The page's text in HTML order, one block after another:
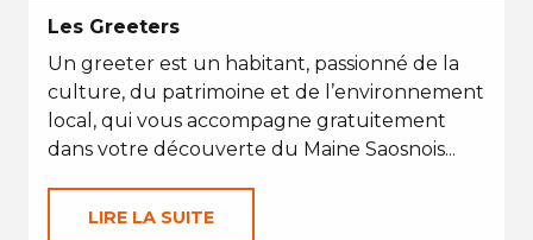
Les Greeters
Un greeter est un habitant, passionné de la
culture, du patrimoine et de l’environnement
local, qui vous accompagne gratuitement
dans votre découverte du Maine Saosnois...
LIRE LA SUITE